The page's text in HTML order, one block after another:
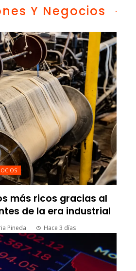
Y Negocios
más ricos gracias al
de la era industrial
Pineda Hace 3 días